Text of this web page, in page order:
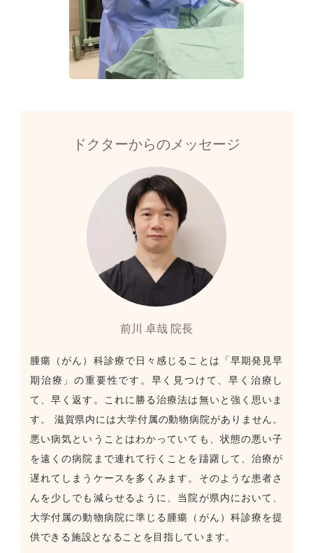
ドクターからのメッセージ
前川 卓哉 院長
腫瘍（がん）科診療で日々感じることは「早期発見早
期治療」の重要性です。早く見つけて、早く治療し
て、早く返す。これに勝る治療法は無いと強く思いま
す。 滋賀県内には大学付属の動物病院がありません。
悪い病気ということはわかっていても、状態の悪い子
を遠くの病院まで連れて行くことを躊躇して、治療が
遅れてしまうケースを多くみます。そのような患者さ
んを少しでも減らせるように、当院が県内において、
大学付属の動物病院に準じる腫瘍（がん）科診療を提
供できる施設となることを目指しています。